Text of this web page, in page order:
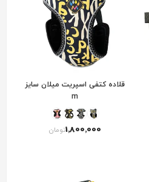
قلاده کتفی اسپریت میلان سایز
m
1٬800٬000تومان